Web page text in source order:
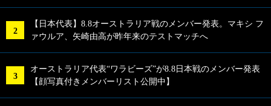
【日本代表】8.8オーストラリア戦のメンバー発表。マキシ フ
ァウルア、矢崎由高が昨年来のテストマッチへ
オーストラリア代表“ワラビーズ”が8.8日本戦のメンバー発表
【顔写真付きメンバーリスト公開中】